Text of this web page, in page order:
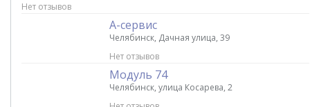
Нет отзывов
А-сервис
Челябинск, Дачная улица, 39
Нет отзывов
Модуль 74
Челябинск, улица Косарева, 2